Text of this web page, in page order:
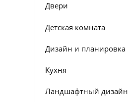
Двери
Детская комната
Дизайн и планировка
Кухня
Ландшафтный дизайн